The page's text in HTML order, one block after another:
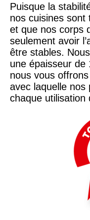
Puisque la
nos cuisines
et que nos corps
seulement avoir
être stables.
une épaisseur de
nous vous
avec laquelle nos
chaque utilisation